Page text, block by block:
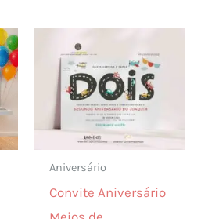
Aniversário
Convite Aniversário